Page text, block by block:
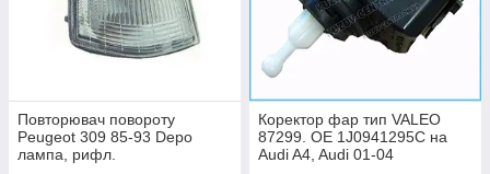
Повторювач повороту
Peugeot 309 85-93 Depo
лампа, рифл.
Коректор фар тип VALEO
87299. ОЕ 1J0941295C на
Audi A4, Audi 01-04